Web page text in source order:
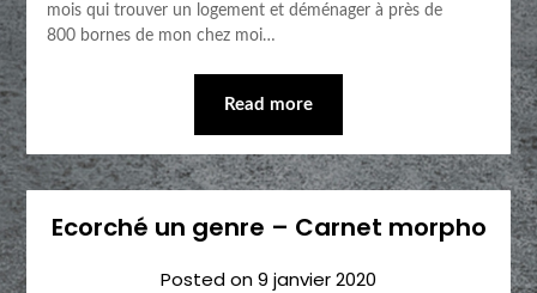
mois qui trouver un logement et déménager à près de
800 bornes de mon chez moi…
Read more
Ecorché un genre – Carnet morpho
Posted on9 janvier 2020